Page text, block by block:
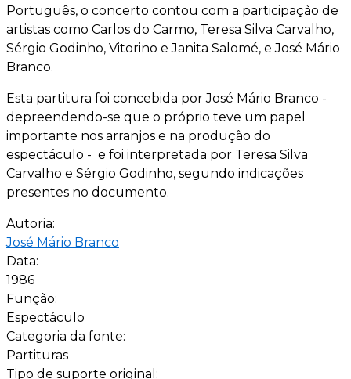
Português, o concerto contou com a participação de
artistas como Carlos do Carmo, Teresa Silva Carvalho,
Sérgio Godinho, Vitorino e Janita Salomé, e José Mário
Branco.
Esta partitura foi concebida por José Mário Branco -
depreendendo-se que o próprio teve um papel
importante nos arranjos e na produção do
espectáculo - e foi interpretada por Teresa Silva
Carvalho e Sérgio Godinho, segundo indicações
presentes no documento.
Autoria:
José Mário Branco
Data:
1986
Função:
Espectáculo
Categoria da fonte:
Partituras
Tipo de suporte original: